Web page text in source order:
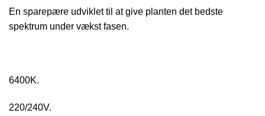
En sparepære udviklet til at give planten det bedste
spektrum under vækst fasen.
6400K.
220/240V.